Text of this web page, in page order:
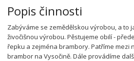
Popis činnosti
Zabýváme se zemědělskou výrobou, a to
živočišnou výrobou. Pěstujeme obilí -
řepku a zejména brambory. Patříme mezi
brambor na Vysočině. Dále provádíme